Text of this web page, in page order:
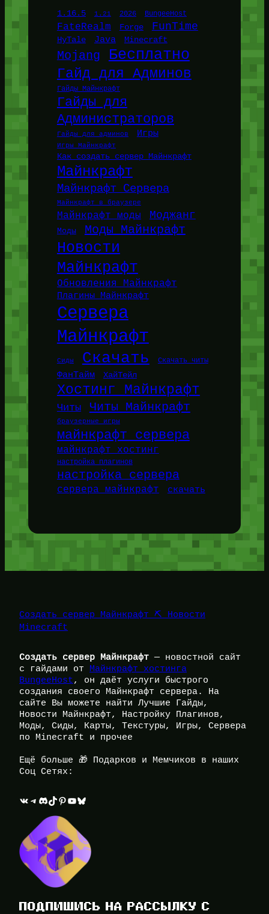
1.16.5 1.21 2026 BungeeHost
FateRealm Forge FunTime
HyTale Java Minecraft
Mojang Бесплатно
Гайд для Админов
Гайды Майнкрафт
Гайды для
Администраторов
Гайды для админов Игры
Игры Майнкрафт
Как создать сервер Майнкрафт
Майнкрафт
Майнкрафт Сервера
Майнкрафт в браузере
Майнкрафт моды Моджанг
Моды Моды Майнкрафт
Новости
Майнкрафт
Обновления Майнкрафт
Плагины Майнкрафт
Сервера
Майнкрафт
Сиды Скачать Скачать читы
ФанТайм ХайТейл
Хостинг Майнкрафт
Читы Читы Майнкрафт
браузерные игры
майнкрафт сервера
майнкрафт хостинг
настройка плагинов
настройка сервера
сервера майнкрафт скачать
Создать сервер Майнкрафт ⛏️ Новости
Minecraft
Создать сервер Майнкрафт — новостной сайт
с гайдами от
Майнкрафт хостинга
BungeeHost, он даёт услуги быстрого
создания своего Майнкрафт сервера. На
сайте Вы можете найти Лучшие Гайды,
Новости Майнкрафт, Настройку Плагинов,
Моды, Сиды, Карты, Текстуры, Игры, Сервера
по Minecraft и прочее
Ещё больше 🎁 Подарков и Мемчиков в наших
Соц Сетях:
ВКонтакте Telegram Discord TikTok Pinterest YouTube Bluesky
ПОДПИШИСЬ НА РАССЫЛКУ С